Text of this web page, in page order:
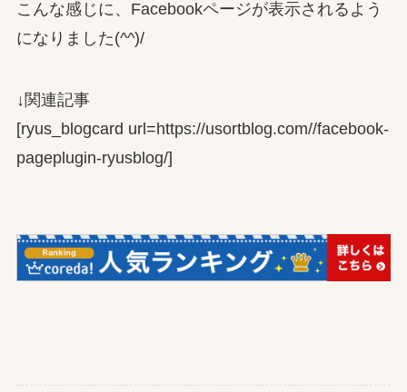
こんな感じに、Facebookページが表示されるよう
になりました(^^)/
↓関連記事
[ryus_blogcard url=https://usortblog.com//facebook-
pageplugin-ryusblog/]